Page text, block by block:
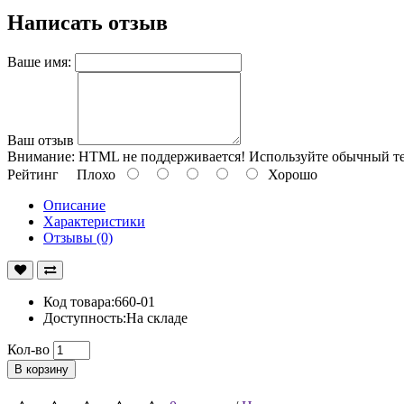
Написать отзыв
Ваше имя:
Ваш отзыв
Внимание: HTML не поддерживается! Используйте обычный
Рейтинг Плохо
Хорошо
Описание
Характеристики
Отзывы (0)
Код товара:660-01
Доступность:На складе
Кол-во
В корзину